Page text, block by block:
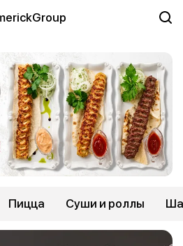
Пицца Суши и роллы